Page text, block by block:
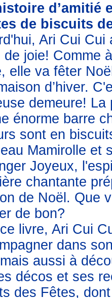
d’amitié
de biscuits
Ari Cui Cui
de joie! Comme
elle va fêter
d’hiver.
demeure! La
énorme barre
sont en
Mamirolle et
Joyeux,
chantante
de Noël. Que
de bon?
livre, Ari Cui
dans
aussi à
décos et ses
des Fêtes,